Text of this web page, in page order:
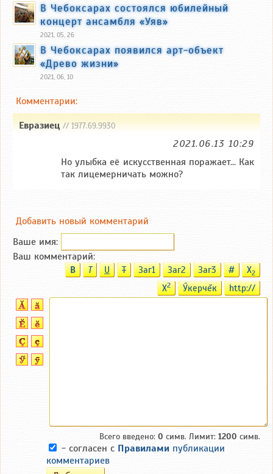
В Чебоксарах состоялся юбилейный
концерт ансамбля «Уяв»
2021, 05, 26
В Чебоксарах появился арт-объект
«Древо жизни»
2021, 06, 10
Комментарии:
Евразиец// 1977.69.9930
2021.06.13 10:29
Но улыбка её искусственная поражает... Как
так лицемерничать можно?
Добавить новый комментарий
Ваше имя:
Ваш комментарий:
B T U T Заг1 Заг2 Заг3 # X2
X2 Ӳкерчĕк http://
Всего введено: 0 симв. Лимит: 1200 симв.
- согласен с Правилами публикации
комментариев